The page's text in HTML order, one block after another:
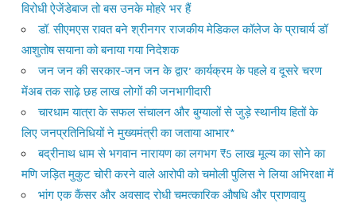
विरोधी ऐजेंडेबाज तो बस उनके मोहरे भर हैं
डॉ. सीएमएस रावत बने श्रीनगर राजकीय मेडिकल कॉलेज के प्राचार्य डॉ
आशुतोष सयाना को बनाया गया निदेशक
जन जन की सरकार-जन जन के द्वार’ कार्यक्रम के पहले व दूसरे चरण
मेंअब तक साढ़े छह लाख लोगों की जनभागीदारी
चारधाम यात्रा के सफल संचालन और बुग्यालों से जुड़े स्थानीय हितों के
लिए जनप्रतिनिधियों ने मुख्यमंत्री का जताया आभार*
बद्रीनाथ धाम से भगवान नारायण का लगभग ₹5 लाख मूल्य का सोने का
मणि जड़ित मुकुट चोरी करने वाले आरोपी को चमोली पुलिस ने लिया अभिरक्षा में
भांग एक कैंसर और अवसाद रोधी चमत्कारिक औषधि और प्राणवायु